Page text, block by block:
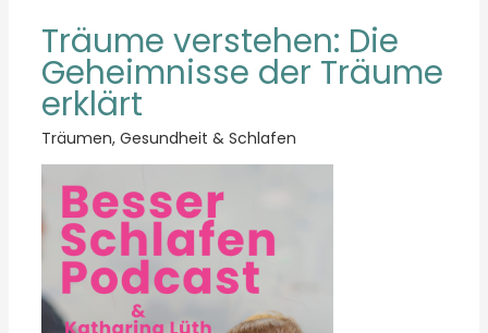
Träume verstehen: Die
Geheimnisse der Träume
erklärt
Träumen, Gesundheit & Schlafen